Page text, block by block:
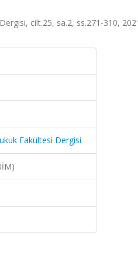
cilt.25, sa.2, ss.271-310,
Fakültesi Dergisi